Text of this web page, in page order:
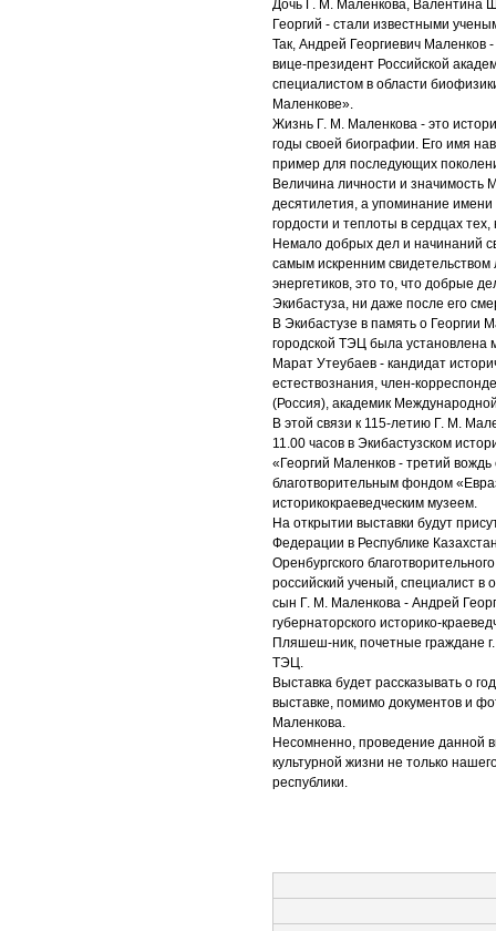
Дочь Г. М. Маленкова, Валентина
Георгий - стали известными
Так, Андрей Георгиевич Маленков
вице-президент Российской
специалистом в области
Маленкове».
Жизнь Г. М. Маленкова - это
годы своей биографии. Его имя
пример для последующих
Величина личности и значимость
десятилетия, а упоминание
гордости и теплоты в сердцах
Немало добрых дел и начинаний
самым искренним свидетельством
энергетиков, это то, что добрые
Экибастуза, ни даже после его
В Экибастузе в память о Георгии
городской ТЭЦ была установлена
Марат Утеубаев - кандидат
естествознания, член-
(Россия), академик
В этой связи к 115-летию Г. М.
11.00 часов в Экибастузском
«Георгий Маленков - третий
благотворительным фондом
историкокраеведческим музеем.
На открытии выставки будут
Федерации в Республике
Оренбургского
российский ученый, специалист в
сын Г. М. Маленкова - Андрей
губернаторского историко-
Пляшеш-ник, почетные граждане
ТЭЦ.
Выставка будет рассказывать о
выставке, помимо документов и
Маленкова.
Несомненно, проведение данной
культурной жизни не только
республики.